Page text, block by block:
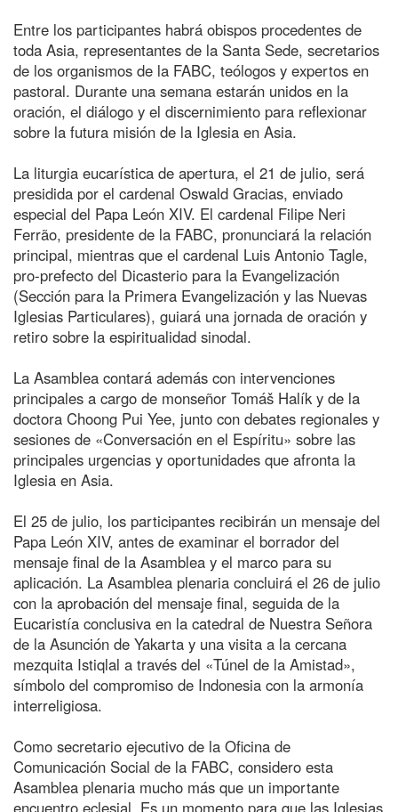
Entre los participantes habrá obispos procedentes de
toda Asia, representantes de la Santa Sede, secretarios
de los organismos de la FABC, teólogos y expertos en
pastoral. Durante una semana estarán unidos en la
oración, el diálogo y el discernimiento para reflexionar
sobre la futura misión de la Iglesia en Asia.
La liturgia eucarística de apertura, el 21 de julio, será
presidida por el cardenal Oswald Gracias, enviado
especial del Papa León XIV. El cardenal Filipe Neri
Ferrão, presidente de la FABC, pronunciará la relación
principal, mientras que el cardenal Luis Antonio Tagle,
pro-prefecto del Dicasterio para la Evangelización
(Sección para la Primera Evangelización y las Nuevas
Iglesias Particulares), guiará una jornada de oración y
retiro sobre la espiritualidad sinodal.
La Asamblea contará además con intervenciones
principales a cargo de monseñor Tomáš Halík y de la
doctora Choong Pui Yee, junto con debates regionales y
sesiones de «Conversación en el Espíritu» sobre las
principales urgencias y oportunidades que afronta la
Iglesia en Asia.
El 25 de julio, los participantes recibirán un mensaje del
Papa León XIV, antes de examinar el borrador del
mensaje final de la Asamblea y el marco para su
aplicación. La Asamblea plenaria concluirá el 26 de julio
con la aprobación del mensaje final, seguida de la
Eucaristía conclusiva en la catedral de Nuestra Señora
de la Asunción de Yakarta y una visita a la cercana
mezquita Istiqlal a través del «Túnel de la Amistad»,
símbolo del compromiso de Indonesia con la armonía
interreligiosa.
Como secretario ejecutivo de la Oficina de
Comunicación Social de la FABC, considero esta
Asamblea plenaria mucho más que un importante
encuentro eclesial. Es un momento para que las Iglesias